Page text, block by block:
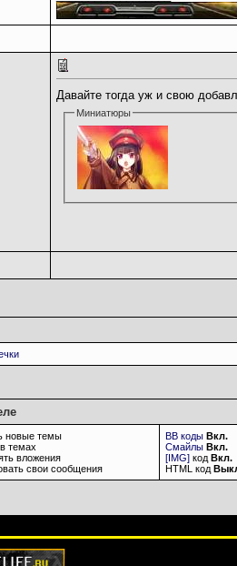
Давайте тогда уж и свою
Миниатюры
новые темы
темах
вложения
свои сообщения
BB коды Вкл.
Смайлы Вкл.
[IMG] код Вкл.
HTML код